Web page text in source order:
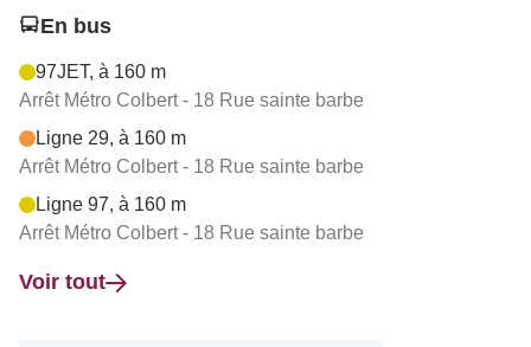
En bus
97JET, à 160 m
Arrêt Métro Colbert - 18 Rue sainte barbe
Ligne 29, à 160 m
Arrêt Métro Colbert - 18 Rue sainte barbe
Ligne 97, à 160 m
Arrêt Métro Colbert - 18 Rue sainte barbe
Voir tout